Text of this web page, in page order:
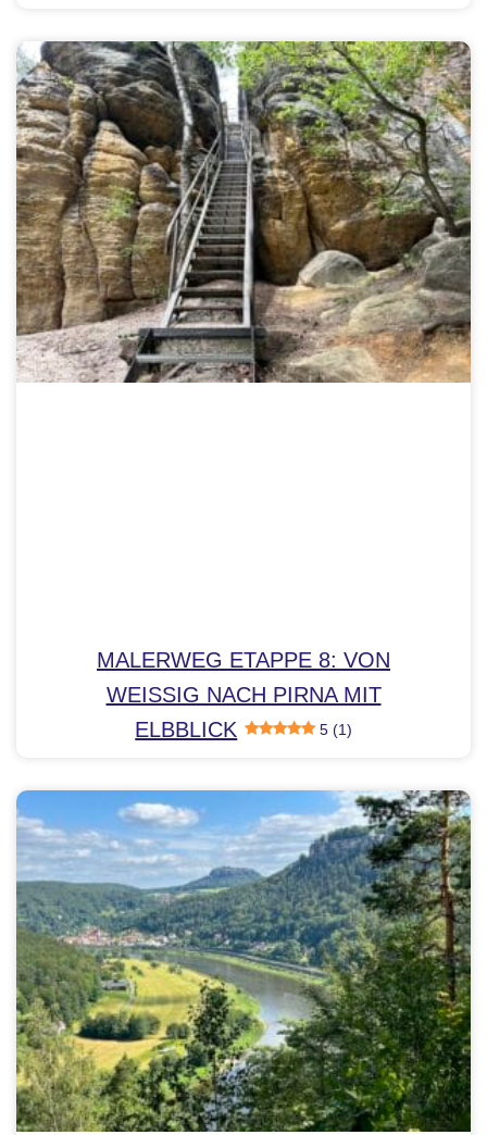
MALERWEG ETAPPE 8: VON
WEISSIG NACH PIRNA MIT E
LBBLICK
5 (1)